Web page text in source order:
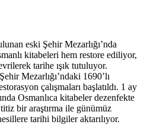
eski Şehir Mezarlığı’nda
kitabeleri hem restore ediliyor,
tarihe ışık tutuluyor.
Mezarlığı’ndaki 1690’lı
çalışmaları başlatıldı. 1 ay
Osmanlıca kitabeler dezenfekte
bir araştırma ile günümüz
tarihi bilgiler aktarılıyor.